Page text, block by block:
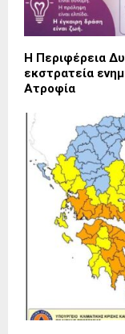
Η Περιφέρεια
εκστρατεία
Ατροφία